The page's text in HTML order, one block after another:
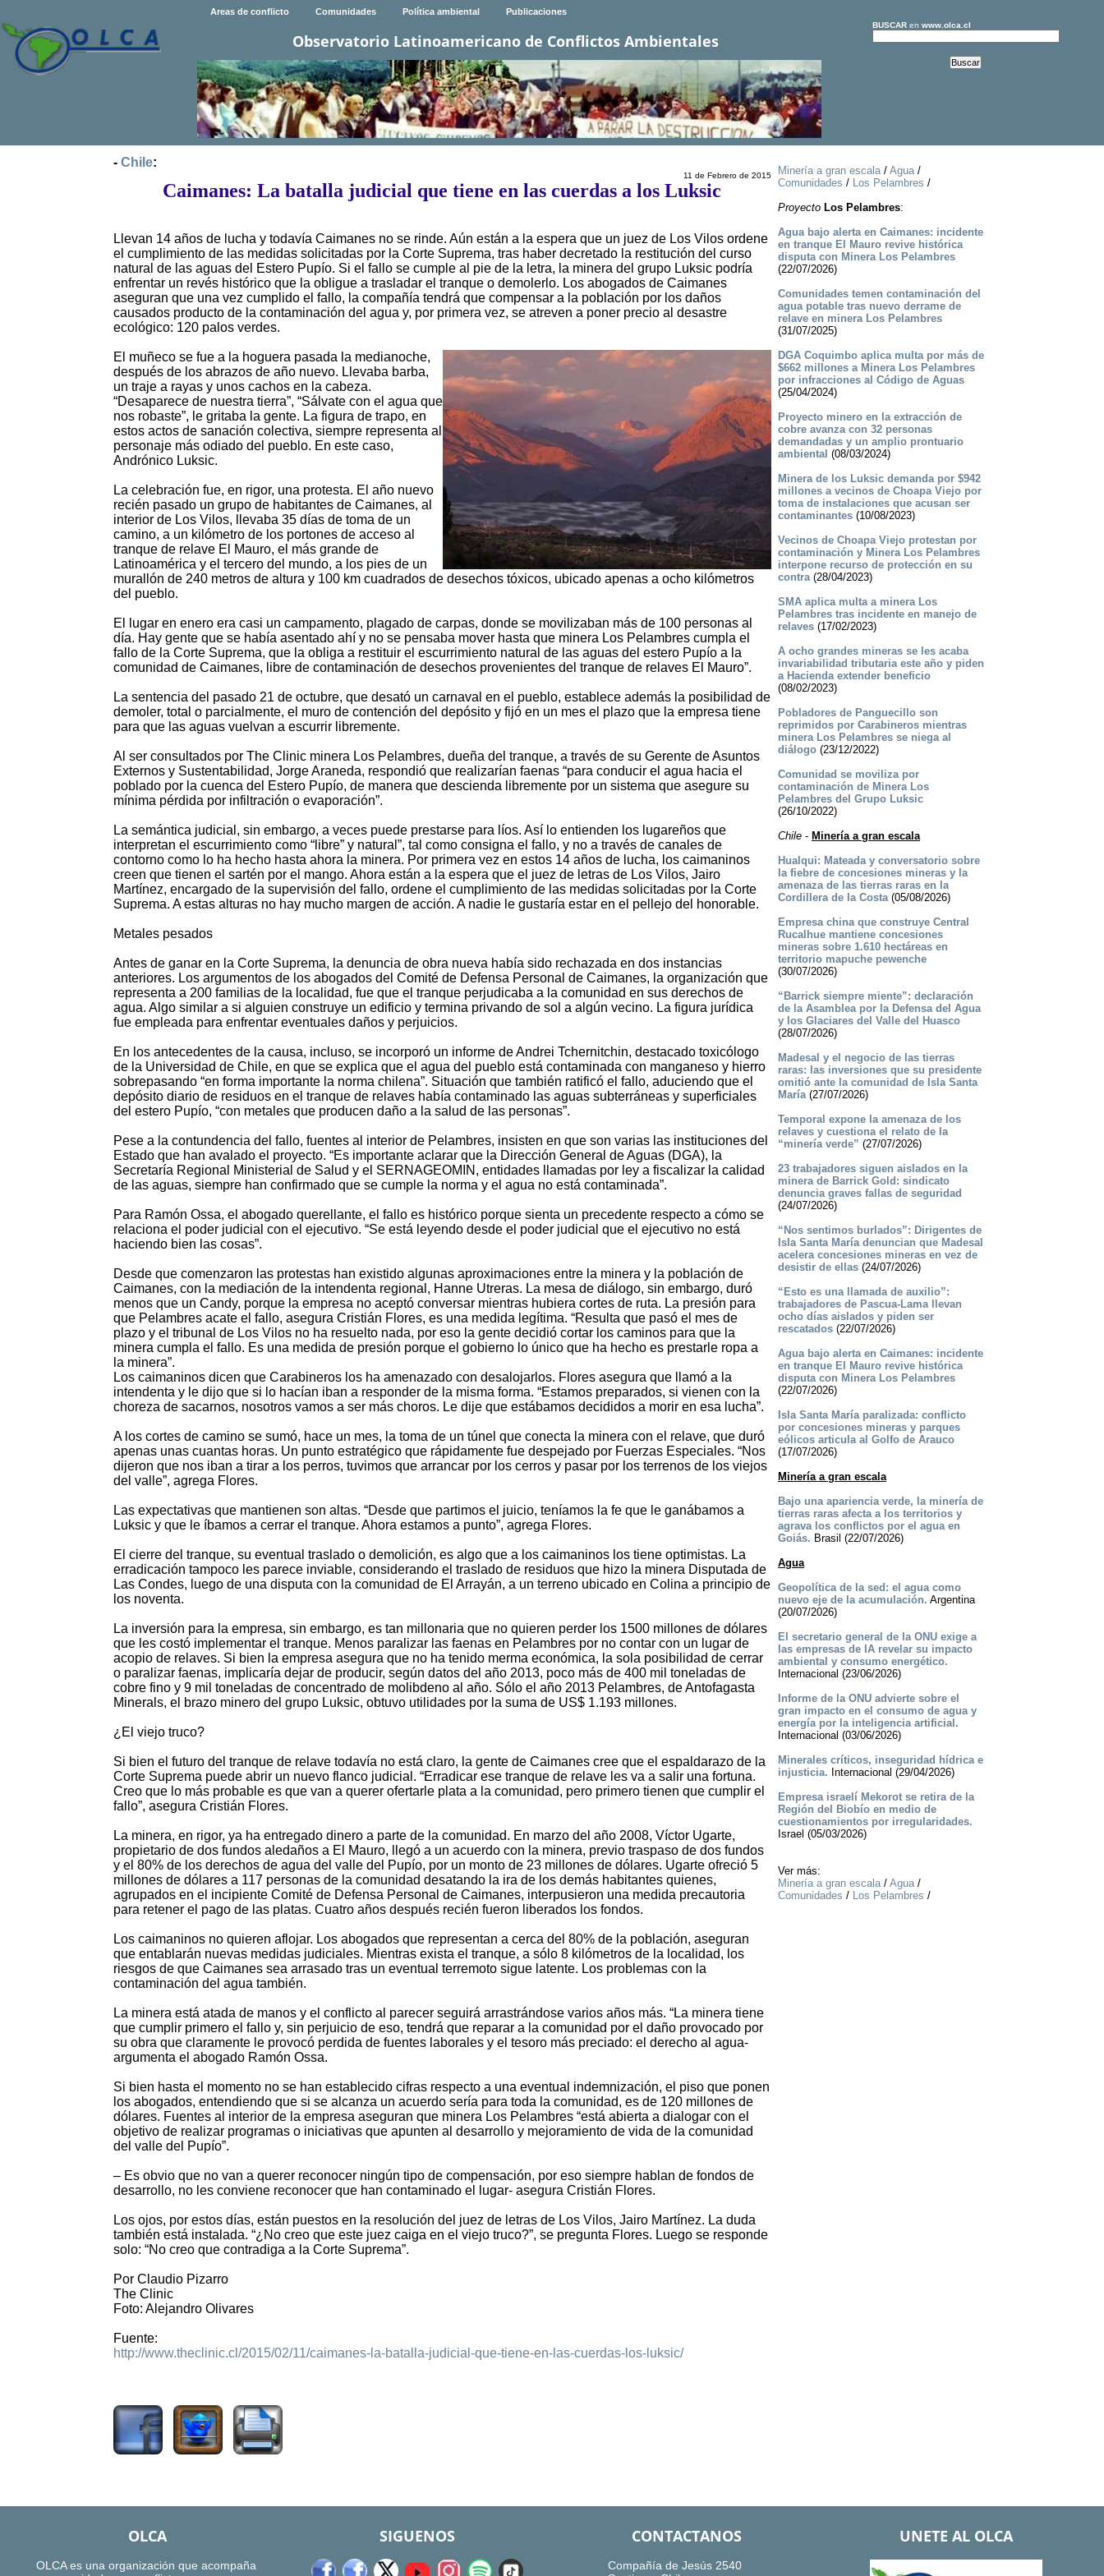
Areas de conflicto Comunidades Política ambiental Publicaciones
Observatorio Latinoamericano de Conflictos Ambientales
BUSCARen www.olca.cl
- Chile:
11 de Febrero de 2015
Caimanes: La batalla judicial que tiene en las cuerdas a los Luksic
Llevan 14 años de lucha y todavía Caimanes no se rinde. Aún están a la espera que un juez de Los Vilos ordene
el cumplimiento de las medidas solicitadas por la Corte Suprema, tras haber decretado la restitución del curso
natural de las aguas del Estero Pupío. Si el fallo se cumple al pie de la letra, la minera del grupo Luksic podría
enfrentar un revés histórico que la obligue a trasladar el tranque o demolerlo. Los abogados de Caimanes
aseguran que una vez cumplido el fallo, la compañía tendrá que compensar a la población por los daños
causados producto de la contaminación del agua y, por primera vez, se atreven a poner precio al desastre
ecológico: 120 palos verdes.
El muñeco se fue a la hoguera pasada la medianoche,
después de los abrazos de año nuevo. Llevaba barba,
un traje a rayas y unos cachos en la cabeza.
“Desaparece de nuestra tierra”, “Sálvate con el agua que
nos robaste”, le gritaba la gente. La figura de trapo, en
estos actos de sanación colectiva, siempre representa al
personaje más odiado del pueblo. En este caso,
Andrónico Luksic.
La celebración fue, en rigor, una protesta. El año nuevo
recién pasado un grupo de habitantes de Caimanes, al
interior de Los Vilos, llevaba 35 días de toma de un
camino, a un kilómetro de los portones de acceso al
tranque de relave El Mauro, el más grande de
Latinoamérica y el tercero del mundo, a los pies de un
murallón de 240 metros de altura y 100 km cuadrados de desechos tóxicos, ubicado apenas a ocho kilómetros
del pueblo.
El lugar en enero era casi un campamento, plagado de carpas, donde se movilizaban más de 100 personas al
día. Hay gente que se había asentado ahí y no se pensaba mover hasta que minera Los Pelambres cumpla el
fallo de la Corte Suprema, que la obliga a restituir el escurrimiento natural de las aguas del estero Pupío a la
comunidad de Caimanes, libre de contaminación de desechos provenientes del tranque de relaves El Mauro”.
La sentencia del pasado 21 de octubre, que desató un carnaval en el pueblo, establece además la posibilidad de
demoler, total o parcialmente, el muro de contención del depósito y fijó en un mes el plazo que la empresa tiene
para que las aguas vuelvan a escurrir libremente.
Al ser consultados por The Clinic minera Los Pelambres, dueña del tranque, a través de su Gerente de Asuntos
Externos y Sustentabilidad, Jorge Araneda, respondió que realizarían faenas “para conducir el agua hacia el
poblado por la cuenca del Estero Pupío, de manera que descienda libremente por un sistema que asegure su
mínima pérdida por infiltración o evaporación”.
La semántica judicial, sin embargo, a veces puede prestarse para líos. Así lo entienden los lugareños que
interpretan el escurrimiento como “libre” y natural”, tal como consigna el fallo, y no a través de canales de
contorno como lo ha hecho hasta ahora la minera. Por primera vez en estos 14 años de lucha, los caimaninos
creen que tienen el sartén por el mango. Ahora están a la espera que el juez de letras de Los Vilos, Jairo
Martínez, encargado de la supervisión del fallo, ordene el cumplimiento de las medidas solicitadas por la Corte
Suprema. A estas alturas no hay mucho margen de acción. A nadie le gustaría estar en el pellejo del honorable.
Metales pesados
Antes de ganar en la Corte Suprema, la denuncia de obra nueva había sido rechazada en dos instancias
anteriores. Los argumentos de los abogados del Comité de Defensa Personal de Caimanes, la organización que
representa a 200 familias de la localidad, fue que el tranque perjudicaba a la comunidad en sus derechos de
agua. Algo similar a si alguien construye un edificio y termina privando de sol a algún vecino. La figura jurídica
fue empleada para enfrentar eventuales daños y perjuicios.
En los antecedentes de la causa, incluso, se incorporó un informe de Andrei Tchernitchin, destacado toxicólogo
de la Universidad de Chile, en que se explica que el agua del pueblo está contaminada con manganeso y hierro
sobrepasando “en forma importante la norma chilena”. Situación que también ratificó el fallo, aduciendo que el
depósito diario de residuos en el tranque de relaves había contaminado las aguas subterráneas y superficiales
del estero Pupío, “con metales que producen daño a la salud de las personas”.
Pese a la contundencia del fallo, fuentes al interior de Pelambres, insisten en que son varias las instituciones del
Estado que han avalado el proyecto. “Es importante aclarar que la Dirección General de Aguas (DGA), la
Secretaría Regional Ministerial de Salud y el SERNAGEOMIN, entidades llamadas por ley a fiscalizar la calidad
de las aguas, siempre han confirmado que se cumple la norma y el agua no está contaminada”.
Para Ramón Ossa, el abogado querellante, el fallo es histórico porque sienta un precedente respecto a cómo se
relaciona el poder judicial con el ejecutivo. “Se está leyendo desde el poder judicial que el ejecutivo no está
haciendo bien las cosas”.
Desde que comenzaron las protestas han existido algunas aproximaciones entre la minera y la población de
Caimanes, con la mediación de la intendenta regional, Hanne Utreras. La mesa de diálogo, sin embargo, duró
menos que un Candy, porque la empresa no aceptó conversar mientras hubiera cortes de ruta. La presión para
que Pelambres acate el fallo, asegura Cristián Flores, es una medida legítima. “Resulta que pasó el mes de
plazo y el tribunal de Los Vilos no ha resuelto nada, por eso la gente decidió cortar los caminos para que la
minera cumpla el fallo. Es una medida de presión porque el gobierno lo único que ha hecho es prestarle ropa a
la minera”.
Los caimaninos dicen que Carabineros los ha amenazado con desalojarlos. Flores asegura que llamó a la
intendenta y le dijo que si lo hacían iban a responder de la misma forma. “Estamos preparados, si vienen con la
choreza de sacarnos, nosotros vamos a ser más choros. Le dije que estábamos decididos a morir en esa lucha”.
A los cortes de camino se sumó, hace un mes, la toma de un túnel que conecta la minera con el relave, que duró
apenas unas cuantas horas. Un punto estratégico que rápidamente fue despejado por Fuerzas Especiales. “Nos
dijeron que nos iban a tirar a los perros, tuvimos que arrancar por los cerros y pasar por los terrenos de los viejos
del valle”, agrega Flores.
Las expectativas que mantienen son altas. “Desde que partimos el juicio, teníamos la fe que le ganábamos a
Luksic y que le íbamos a cerrar el tranque. Ahora estamos a punto”, agrega Flores.
El cierre del tranque, su eventual traslado o demolición, es algo que a los caimaninos los tiene optimistas. La
erradicación tampoco les parece inviable, considerando el traslado de residuos que hizo la minera Disputada de
Las Condes, luego de una disputa con la comunidad de El Arrayán, a un terreno ubicado en Colina a principio de
los noventa.
La inversión para la empresa, sin embargo, es tan millonaria que no quieren perder los 1500 millones de dólares
que les costó implementar el tranque. Menos paralizar las faenas en Pelambres por no contar con un lugar de
acopio de relaves. Si bien la empresa asegura que no ha tenido merma económica, la sola posibilidad de cerrar
o paralizar faenas, implicaría dejar de producir, según datos del año 2013, poco más de 400 mil toneladas de
cobre fino y 9 mil toneladas de concentrado de molibdeno al año. Sólo el año 2013 Pelambres, de Antofagasta
Minerals, el brazo minero del grupo Luksic, obtuvo utilidades por la suma de US$ 1.193 millones.
¿El viejo truco?
Si bien el futuro del tranque de relave todavía no está claro, la gente de Caimanes cree que el espaldarazo de la
Corte Suprema puede abrir un nuevo flanco judicial. “Erradicar ese tranque de relave les va a salir una fortuna.
Creo que lo más probable es que van a querer ofertarle plata a la comunidad, pero primero tienen que cumplir el
fallo”, asegura Cristián Flores.
La minera, en rigor, ya ha entregado dinero a parte de la comunidad. En marzo del año 2008, Víctor Ugarte,
propietario de dos fundos aledaños a El Mauro, llegó a un acuerdo con la minera, previo traspaso de dos fundos
y el 80% de los derechos de agua del valle del Pupío, por un monto de 23 millones de dólares. Ugarte ofreció 5
millones de dólares a 117 personas de la comunidad desatando la ira de los demás habitantes quienes,
agrupados en el incipiente Comité de Defensa Personal de Caimanes, interpusieron una medida precautoria
para retener el pago de las platas. Cuatro años después recién fueron liberados los fondos.
Los caimaninos no quieren aflojar. Los abogados que representan a cerca del 80% de la población, aseguran
que entablarán nuevas medidas judiciales. Mientras exista el tranque, a sólo 8 kilómetros de la localidad, los
riesgos de que Caimanes sea arrasado tras un eventual terremoto sigue latente. Los problemas con la
contaminación del agua también.
La minera está atada de manos y el conflicto al parecer seguirá arrastrándose varios años más. “La minera tiene
que cumplir primero el fallo y, sin perjuicio de eso, tendrá que reparar a la comunidad por el daño provocado por
su obra que claramente le provocó perdida de fuentes laborales y el tesoro más preciado: el derecho al agua-
argumenta el abogado Ramón Ossa.
Si bien hasta el momento no se han establecido cifras respecto a una eventual indemnización, el piso que ponen
los abogados, entendiendo que si se alcanza un acuerdo sería para toda la comunidad, es de 120 millones de
dólares. Fuentes al interior de la empresa aseguran que minera Los Pelambres “está abierta a dialogar con el
objetivo de realizar programas o iniciativas que apunten al desarrollo y mejoramiento de vida de la comunidad
del valle del Pupío”.
– Es obvio que no van a querer reconocer ningún tipo de compensación, por eso siempre hablan de fondos de
desarrollo, no les conviene reconocer que han contaminado el lugar- asegura Cristián Flores.
Los ojos, por estos días, están puestos en la resolución del juez de letras de Los Vilos, Jairo Martínez. La duda
también está instalada. “¿No creo que este juez caiga en el viejo truco?”, se pregunta Flores. Luego se responde
solo: “No creo que contradiga a la Corte Suprema”.
Por Claudio Pizarro
The Clinic
Foto: Alejandro Olivares
Fuente:
http://www.theclinic.cl/2015/02/11/caimanes-la-batalla-judicial-que-tiene-en-las-cuerdas-los-luksic/
Minería a gran escala/ Agua/
Comunidades / Los Pelambres /
Proyecto Los Pelambres:
Agua bajo alerta en Caimanes: incidente
en tranque El Mauro revive histórica
disputa con Minera Los Pelambres
(22/07/2026)
Comunidades temen contaminación del
agua potable tras nuevo derrame de
relave en minera Los Pelambres
(31/07/2025)
DGA Coquimbo aplica multa por más de
$662 millones a Minera Los Pelambres
por infracciones al Código de Aguas
(25/04/2024)
Proyecto minero en la extracción de
cobre avanza con 32 personas
demandadas y un amplio prontuario
ambiental (08/03/2024)
Minera de los Luksic demanda por $942
millones a vecinos de Choapa Viejo por
toma de instalaciones que acusan ser
contaminantes(10/08/2023)
Vecinos de Choapa Viejo protestan por
contaminación y Minera Los Pelambres
interpone recurso de protección en su
contra(28/04/2023)
SMA aplica multa a minera Los
Pelambres tras incidente en manejo de
relaves(17/02/2023)
A ocho grandes mineras se les acaba
invariabilidad tributaria este año y piden
a Hacienda extender beneficio
(08/02/2023)
Pobladores de Panguecillo son
reprimidos por Carabineros mientras
minera Los Pelambres se niega al
diálogo(23/12/2022)
Comunidad se moviliza por
contaminación de Minera Los
Pelambres del Grupo Luksic
(26/10/2022)
Chile- Minería a gran escala
Hualqui: Mateada y conversatorio sobre
la fiebre de concesiones mineras y la
amenaza de las tierras raras en la
Cordillera de la Costa(05/08/2026)
Empresa china que construye Central
Rucalhue mantiene concesiones
mineras sobre 1.610 hectáreas en
territorio mapuche pewenche
(30/07/2026)
“Barrick siempre miente”: declaración
de la Asamblea por la Defensa del Agua
y los Glaciares del Valle del Huasco
(28/07/2026)
Madesal y el negocio de las tierras
raras: las inversiones que su presidente
omitió ante la comunidad de Isla Santa
María(27/07/2026)
Temporal expone la amenaza de los
relaves y cuestiona el relato de la
“minería verde” (27/07/2026)
23 trabajadores siguen aislados en la
minera de Barrick Gold: sindicato
denuncia graves fallas de seguridad
(24/07/2026)
“Nos sentimos burlados”: Dirigentes de
Isla Santa María denuncian que Madesal
acelera concesiones mineras en vez de
desistir de ellas(24/07/2026)
“Esto es una llamada de auxilio”:
trabajadores de Pascua-Lama llevan
ocho días aislados y piden ser
rescatados(22/07/2026)
Agua bajo alerta en Caimanes: incidente
en tranque El Mauro revive histórica
disputa con Minera Los Pelambres
(22/07/2026)
Isla Santa María paralizada: conflicto
por concesiones mineras y parques
eólicos articula al Golfo de Arauco
(17/07/2026)
Minería a gran escala
Bajo una apariencia verde, la minería de
tierras raras afecta a los territorios y
agrava los conflictos por el agua en
Goiás. Brasil (22/07/2026)
Agua
Geopolítica de la sed: el agua como
nuevo eje de la acumulación. Argentina
(20/07/2026)
El secretario general de la ONU exige a
las empresas de IA revelar su impacto
ambiental y consumo energético.
Internacional (23/06/2026)
Informe de la ONU advierte sobre el
gran impacto en el consumo de agua y
energía por la inteligencia artificial.
Internacional (03/06/2026)
Minerales críticos, inseguridad hídrica e
injusticia. Internacional (29/04/2026)
Empresa israelí Mekorot se retira de la
Región del Biobío en medio de
cuestionamientos por irregularidades.
Israel (05/03/2026)
Ver más:
Minería a gran escala/ Agua/
Comunidades / Los Pelambres /
OLCA
OLCA es una organización que acompaña
SIGUENOS CONTACTANOS
Compañía de Jesús 2540
UNETE AL OLCA